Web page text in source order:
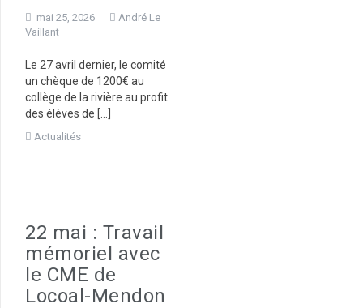
mai 25, 2026
André Le
Vaillant
Le 27 avril dernier, le comité
un chèque de 1200€ au
collège de la rivière au profit
des élèves de […]
Actualités
22 mai : Travail
mémoriel avec
le CME de
Locoal-Mendon